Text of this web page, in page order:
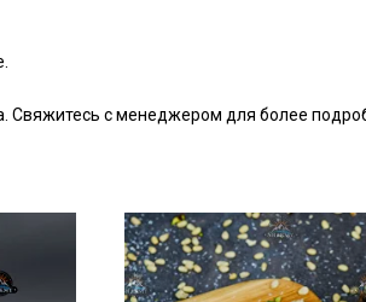
Свяжитесь с менеджером для более